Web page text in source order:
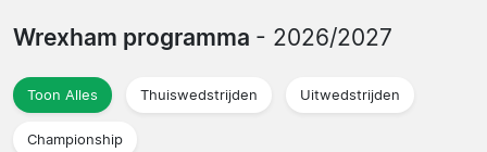
Wrexham programma - 2026/2027
Toon Alles Thuiswedstrijden Uitwedstrijden
Championship